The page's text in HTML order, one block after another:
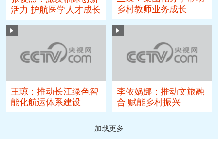
活力 护航医学人才成长
乡村教师业务成长
王琼：推动长江绿色智
能化航运体系建设
李依娲娜：推动文旅融
合 赋能乡村振兴
加载更多